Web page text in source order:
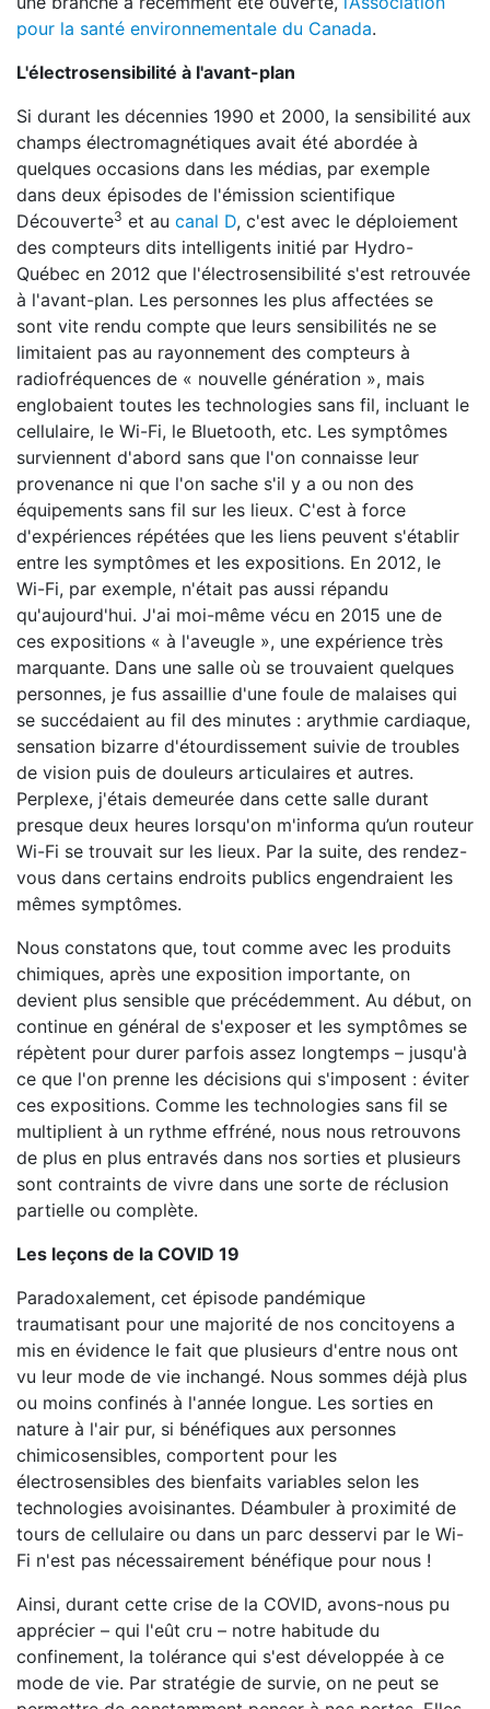
pour la santé environnementale du Canada.
L'électrosensibilité à l'avant-plan
Si durant les décennies 1990 et 2000, la sensibilité aux
champs électromagnétiques avait été abordée à
quelques occasions dans les médias, par exemple
dans deux épisodes de l'émission scientifique
Découverte3 et au canal D, c'est avec le déploiement
des compteurs dits intelligents initié par Hydro-
Québec en 2012 que l'électrosensibilité s'est retrouvée
à l'avant-plan. Les personnes les plus affectées se
sont vite rendu compte que leurs sensibilités ne se
limitaient pas au rayonnement des compteurs à
radiofréquences de « nouvelle génération », mais
englobaient toutes les technologies sans fil, incluant le
cellulaire, le Wi-Fi, le Bluetooth, etc. Les symptômes
surviennent d'abord sans que l'on connaisse leur
provenance ni que l'on sache s'il y a ou non des
équipements sans fil sur les lieux. C'est à force
d'expériences répétées que les liens peuvent s'établir
entre les symptômes et les expositions. En 2012, le
Wi-Fi, par exemple, n'était pas aussi répandu
qu'aujourd'hui. J'ai moi-même vécu en 2015 une de
ces expositions « à l'aveugle », une expérience très
marquante. Dans une salle où se trouvaient quelques
personnes, je fus assaillie d'une foule de malaises qui
se succédaient au fil des minutes : arythmie cardiaque,
sensation bizarre d'étourdissement suivie de troubles
de vision puis de douleurs articulaires et autres.
Perplexe, j'étais demeurée dans cette salle durant
presque deux heures lorsqu'on m'informa qu’un routeur
Wi-Fi se trouvait sur les lieux. Par la suite, des rendez-
vous dans certains endroits publics engendraient les
mêmes symptômes.
Nous constatons que, tout comme avec les produits
chimiques, après une exposition importante, on
devient plus sensible que précédemment. Au début, on
continue en général de s'exposer et les symptômes se
répètent pour durer parfois assez longtemps – jusqu'à
ce que l'on prenne les décisions qui s'imposent : éviter
ces expositions. Comme les technologies sans fil se
multiplient à un rythme effréné, nous nous retrouvons
de plus en plus entravés dans nos sorties et plusieurs
sont contraints de vivre dans une sorte de réclusion
partielle ou complète.
Les leçons de la COVID 19
Paradoxalement, cet épisode pandémique
traumatisant pour une majorité de nos concitoyens a
mis en évidence le fait que plusieurs d'entre nous ont
vu leur mode de vie inchangé. Nous sommes déjà plus
ou moins confinés à l'année longue. Les sorties en
nature à l'air pur, si bénéfiques aux personnes
chimicosensibles, comportent pour les
électrosensibles des bienfaits variables selon les
technologies avoisinantes. Déambuler à proximité de
tours de cellulaire ou dans un parc desservi par le Wi-
Fi n'est pas nécessairement bénéfique pour nous !
Ainsi, durant cette crise de la COVID, avons-nous pu
apprécier – qui l'eût cru – notre habitude du
confinement, la tolérance qui s'est développée à ce
mode de vie. Par stratégie de survie, on ne peut se